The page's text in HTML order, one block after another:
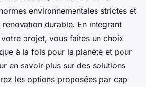
environnementales strictes et
durable. En intégrant
projet, vous faites un choix
à la fois pour la planète et pour
en savoir plus sur des solutions
les options proposées par cap